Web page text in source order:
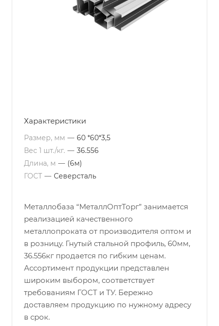
Характеристики
Размер, мм — 60 *60*3,5
Вес 1 шт./кг. — 36.556
Длина, м — (6м)
ГОСТ — Северсталь
Металлобаза “МеталлОптТорг” занимается
реализацией качественного
металлопроката от производителя оптом и
в розницу. Гнутый стальной профиль, 60мм,
36.556кг продается по гибким ценам.
Ассортимент продукции представлен
широким выбором, соответствует
требованиям ГОСТ и ТУ. Бережно
доставляем продукцию по нужному адресу
в срок.